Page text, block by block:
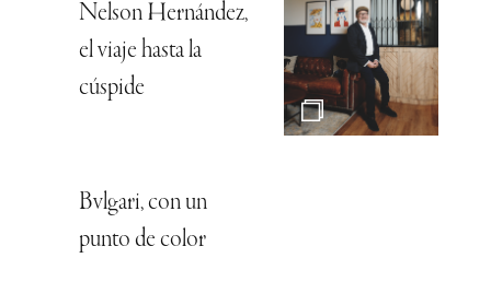
Nelson Hernández,
el viaje hasta la
cúspide
Bvlgari, con un
punto de color